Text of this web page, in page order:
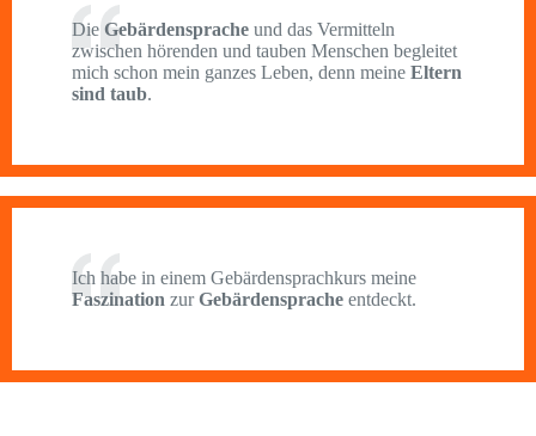
Die Gebärdensprache und das Vermitteln
zwischen hörenden und tauben Menschen begleitet
mich schon mein ganzes Leben, denn meine Eltern
sind taub.
Ich habe in einem Gebärdensprachkurs meine
Faszination zurGebärdensprache entdeckt.